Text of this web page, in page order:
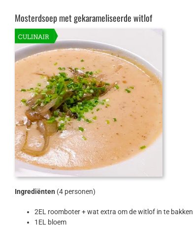
Mosterdsoep met gekarameliseerde witlof
Ingrediënten (4 personen)
2EL roomboter + wat extra om de witlof in te bakken
1EL bloem